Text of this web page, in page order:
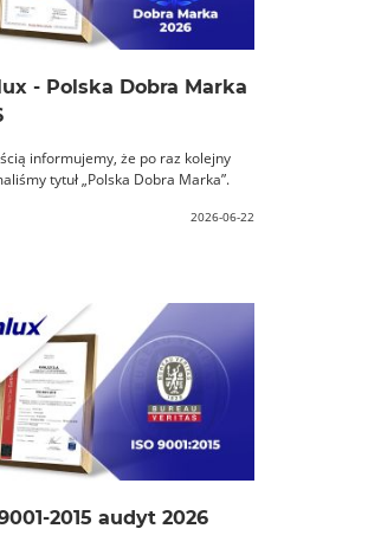
- Polska Dobra Marka
informujemy, że po raz kolejny
tytuł „Polska Dobra Marka”.
2026-06-22
2015 audyt 2026